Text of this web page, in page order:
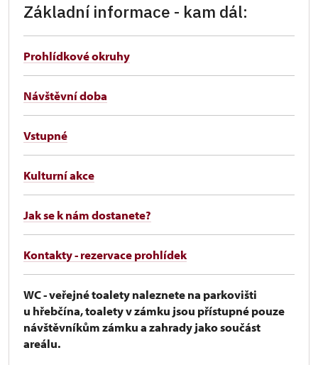
Základní informace - kam dál:
Prohlídkové okruhy
Návštěvní doba
Vstupné
Kulturní akce
Jak se k nám dostanete?
Kontakty - rezervace prohlídek
WC - veřejné toalety naleznete na parkovišti
u hřebčína, toalety v zámku jsou přístupné pouze
návštěvníkům zámku a zahrady jako součást
areálu.